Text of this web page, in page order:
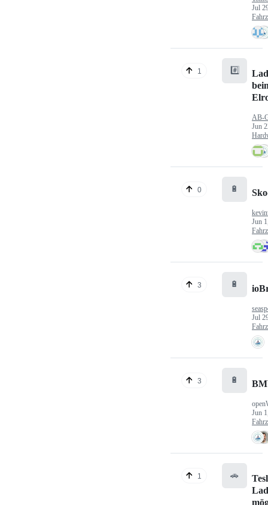
Jul
1 #️⃣
AB-
Jun
0 🔋
Jun
3 🔋
Jul
3 🔋
Jun
1 🚗